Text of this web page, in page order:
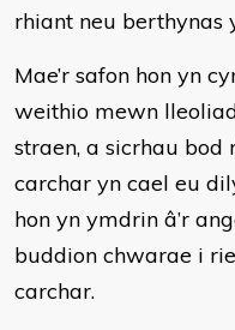
rhiant neu berthynas
Mae’r safon hon yn
weithio mewn
straen, a sicrhau bod
carchar yn cael eu
hon yn ymdrin â’r
buddion chwarae i
carchar.